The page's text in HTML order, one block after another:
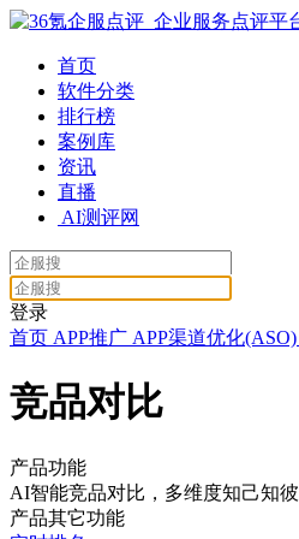
首页
软件分类
排行榜
案例库
资讯
直播
AI测评网
登录
首页 APP推广 APP渠道优化(ASO)
竞品对比
产品功能
AI智能竞品对比，多维度知己知彼
产品其它功能